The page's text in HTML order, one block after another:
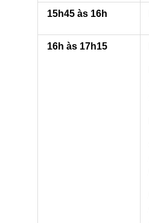
15h45 às 16h
16h às 17h15